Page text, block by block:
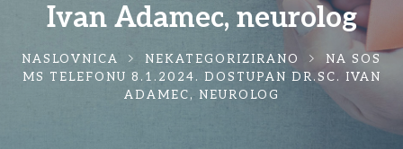
Ivan Adamec, neurolog
NASLOVNICA NEKATEGORIZIRANO
NA SOS
MS TELEFONU 8.1.2024. DOSTUPAN DR.SC. IVAN
ADAMEC, NEUROLOG